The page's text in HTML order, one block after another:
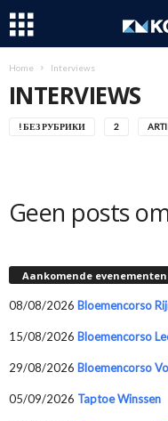
Home Interviews
INTERVIEWS
! БЕЗ РУБРИКИ 2
Geen posts
Aankomende evenementen
08/08/2026 Bloemencorso
15/08/2026 Bloemencorso
29/08/2026 Bloemencorso
05/09/2026 Taptoe Winssen